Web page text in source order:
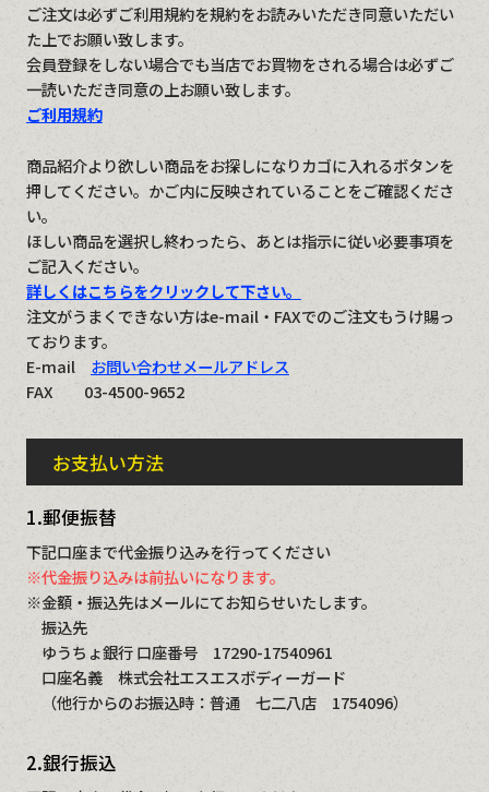
ご注文は必ずご利用規約を規約をお読みいただき同意いただい
た上でお願い致します。
会員登録をしない場合でも当店でお買物をされる場合は必ずご
一読いただき同意の上お願い致します。
ご利用規約
商品紹介より欲しい商品をお探しになりカゴに入れるボタンを
押してください。かご内に反映されていることをご確認くださ
い。
ほしい商品を選択し終わったら、あとは指示に従い必要事項を
ご記入ください。
詳しくはこちらをクリックして下さい。
注文がうまくできない方はe-mail・FAXでのご注文もうけ賜っ
ております。
E-mail お問い合わせメールアドレス
FAX 03-4500-9652
お支払い方法
1.郵便振替
下記口座まで代金振り込みを行ってください
※代金振り込みは前払いになります。
※金額・振込先はメールにてお知らせいたします。
振込先
ゆうちょ銀行 口座番号 17290-17540961
口座名義 株式会社エスエスボディーガード
（他行からのお振込時：普通 七二八店 1754096）
2.銀行振込